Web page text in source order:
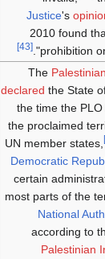
Justice's
2010 found
prohibition
[43]
The
declared the State
the time the
the proclaimed
UN member states,
Democratic
certain
most parts of the
National
according to
Palestinian